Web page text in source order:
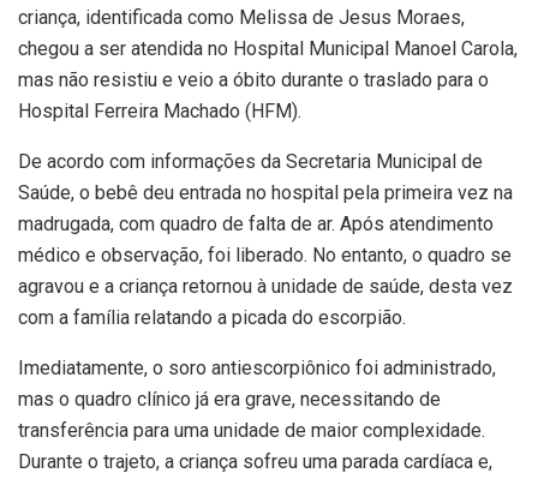
criança, identificada como Melissa de Jesus Moraes,
chegou a ser atendida no Hospital Municipal Manoel Carola,
mas não resistiu e veio a óbito durante o traslado para o
Hospital Ferreira Machado (HFM).
De acordo com informações da Secretaria Municipal de
Saúde, o bebê deu entrada no hospital pela primeira vez na
madrugada, com quadro de falta de ar. Após atendimento
médico e observação, foi liberado. No entanto, o quadro se
agravou e a criança retornou à unidade de saúde, desta vez
com a família relatando a picada do escorpião.
Imediatamente, o soro antiescorpiônico foi administrado,
mas o quadro clínico já era grave, necessitando de
transferência para uma unidade de maior complexidade.
Durante o trajeto, a criança sofreu uma parada cardíaca e,